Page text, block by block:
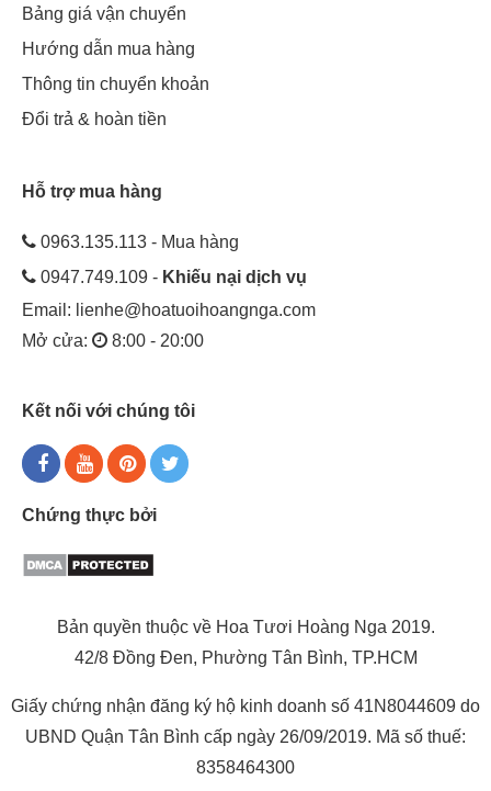
Bảng giá vận chuyển
Hướng dẫn mua hàng
Thông tin chuyển khoản
Đổi trả & hoàn tiền
Hỗ trợ mua hàng
0963.135.113 - Mua hàng
0947.749.109 - Khiếu nại dịch vụ
Email: lienhe@hoatuoihoangnga.com
Mở cửa:
8:00 - 20:00
Kết nối với chúng tôi
Chứng thực bởi
Bản quyền thuộc về Hoa Tươi Hoàng Nga 2019.
42/8 Đồng Đen, Phường Tân Bình, TP.HCM
Giấy chứng nhận đăng ký hộ kinh doanh số 41N8044609 do
UBND Quận Tân Bình cấp ngày 26/09/2019. Mã số thuế:
8358464300